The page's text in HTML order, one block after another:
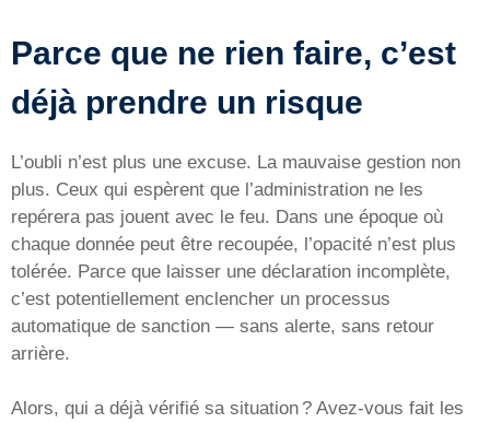
Parce que ne rien faire, c’est
déjà prendre un risque
L’oubli n’est plus une excuse. La mauvaise gestion non
plus. Ceux qui espèrent que l’administration ne les
repérera pas jouent avec le feu. Dans une époque où
chaque donnée peut être recoupée, l’opacité n’est plus
tolérée. Parce que laisser une déclaration incomplète,
c’est potentiellement enclencher un processus
automatique de sanction — sans alerte, sans retour
arrière.
Alors, qui a déjà vérifié sa situation ? Avez-vous fait les